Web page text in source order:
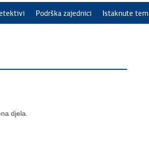
Podrška zajednici Istaknute
djela.